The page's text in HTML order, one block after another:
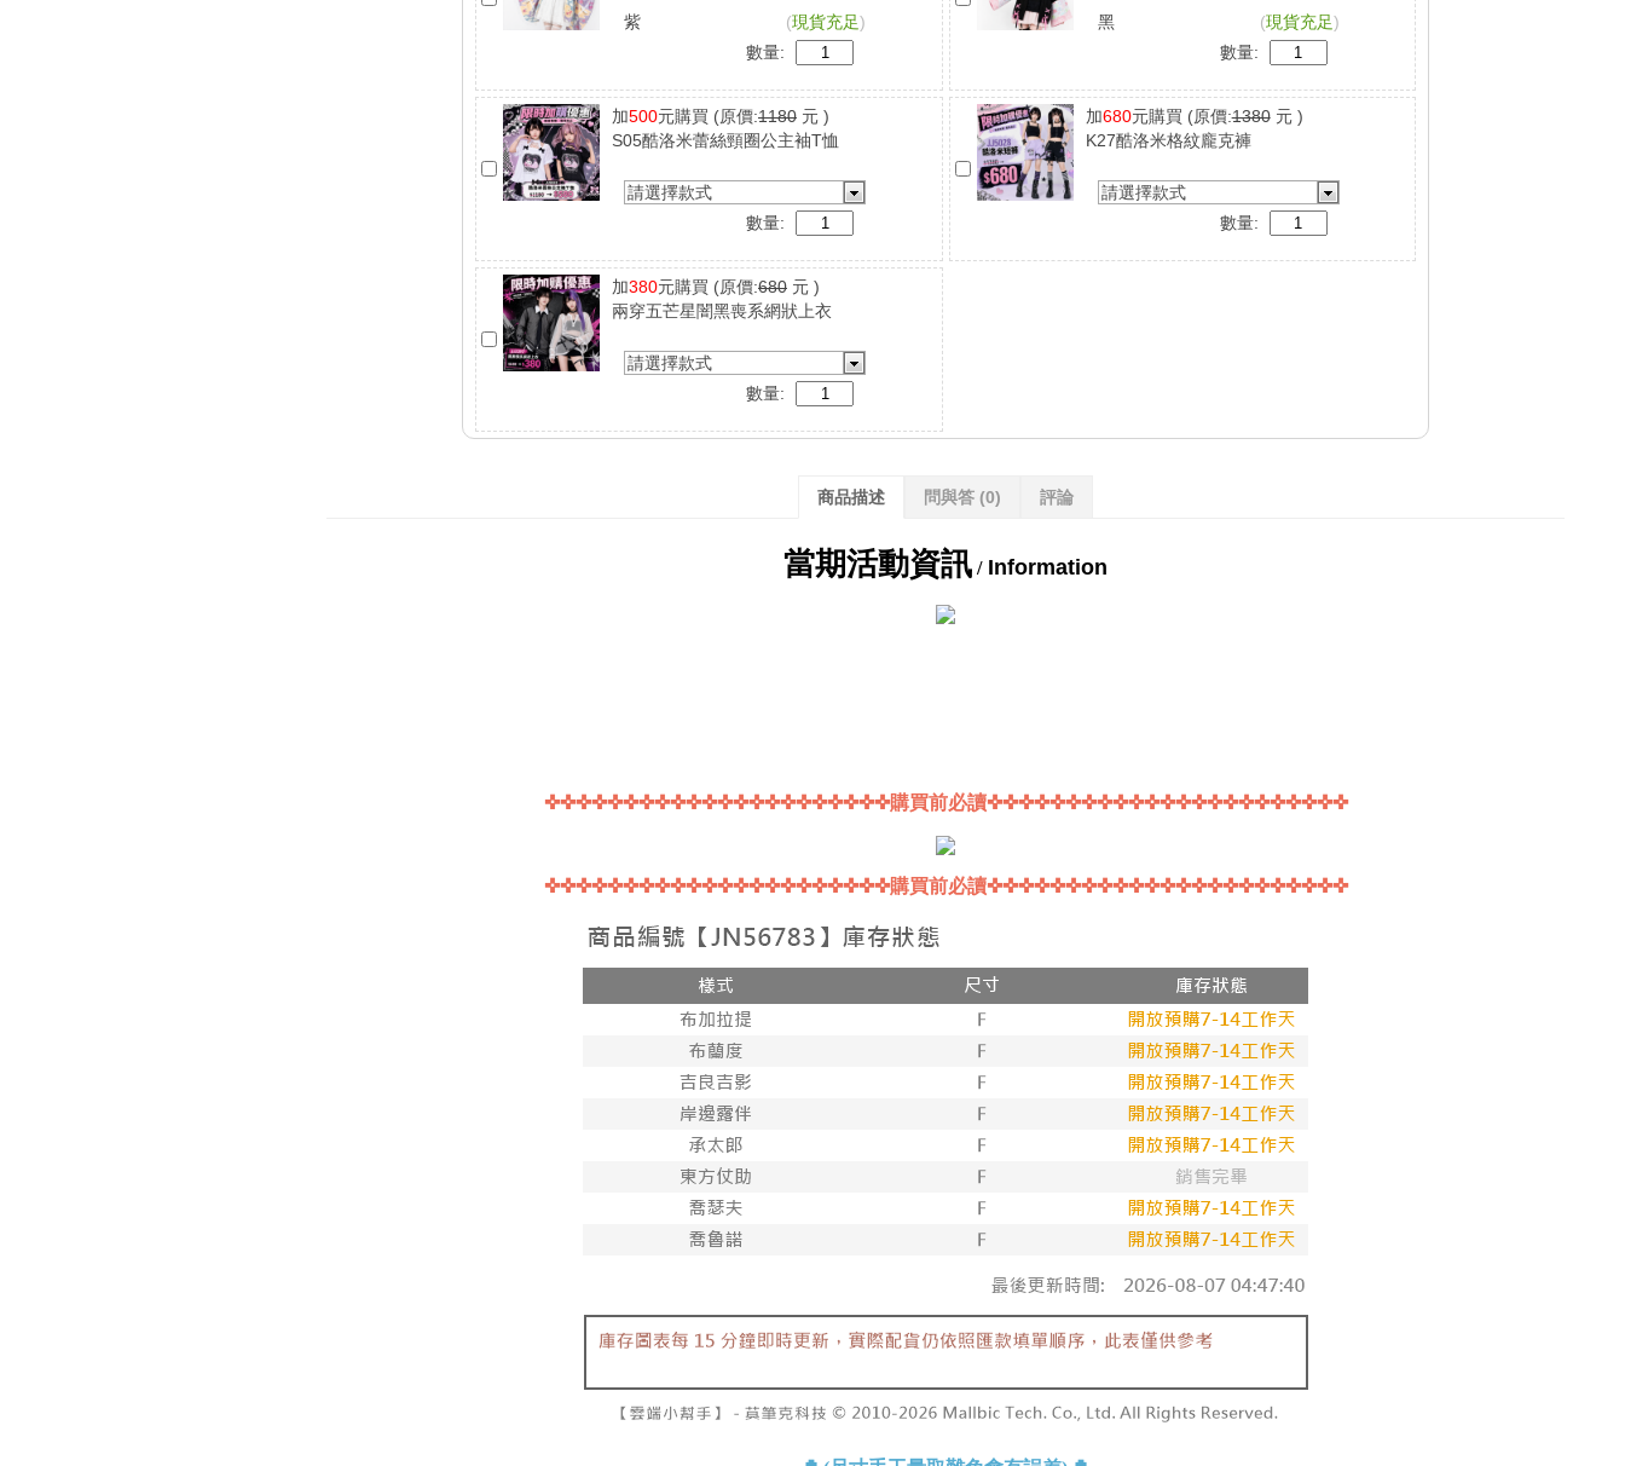
紫 (現貨充足)
數量:
黑 (現貨充足)
數量:
加500元購買 (原價:1180 元 )
S05酷洛米蕾絲頸圈公主袖T恤
請選擇款式
數量:
加680元購買 (原價:1380元 )
K27酷洛米格紋龐克褲
請選擇款式
數量:
加380元購買 (原價:680 元 )
兩穿五芒星闇黑喪系網狀上衣
請選擇款式
數量:
商品描述 問與答 (0) 評論